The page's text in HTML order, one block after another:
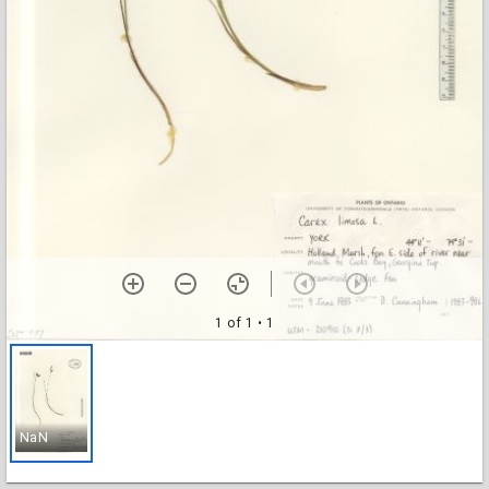
1 of 1 • 1
NaN